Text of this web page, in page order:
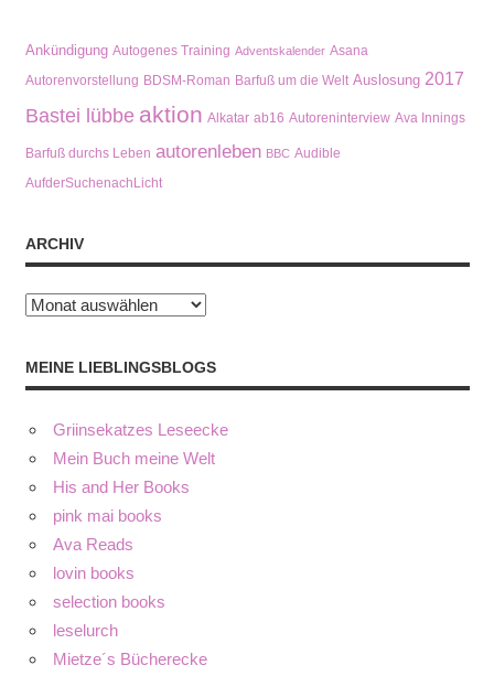
Ankündigung Autogenes Training Adventskalender Asana
Autorenvorstellung BDSM-Roman Barfuß um die Welt Auslosung 2017
Bastei lübbe aktion Alkatar ab16 Autoreninterview Ava Innings
Barfuß durchs Leben autorenleben BBC Audible
AufderSuchenachLicht
ARCHIV
Archiv
MEINE LIEBLINGSBLOGS
Griinsekatzes Leseecke
Mein Buch meine Welt
His and Her Books
pink mai books
Ava Reads
lovin books
selection books
leselurch
Mietze´s Bücherecke